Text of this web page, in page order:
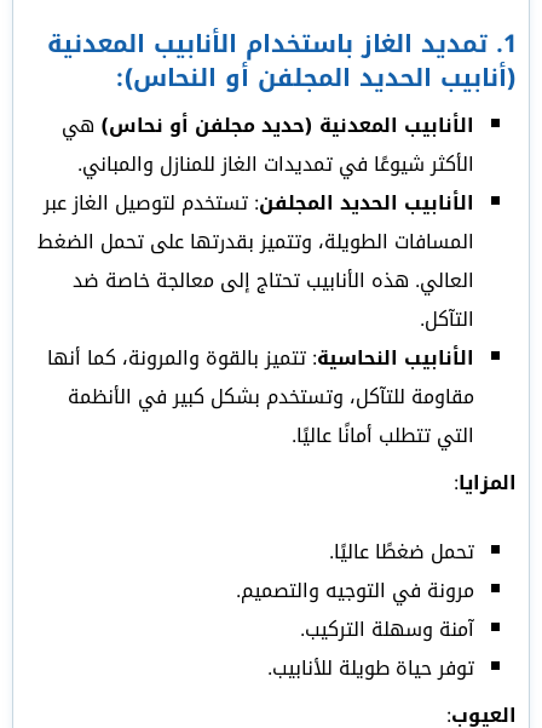
1. تمديد الغاز باستخدام الأنابيب المعدنية
(أنابيب الحديد المجلفن أو النحاس):
الأنابيب المعدنية (حديد مجلفن أو نحاس) هي
الأكثر شيوعًا في تمديدات الغاز للمنازل والمباني.
الأنابيب الحديد المجلفن: تستخدم لتوصيل الغاز عبر
المسافات الطويلة، وتتميز بقدرتها على تحمل الضغط
العالي. هذه الأنابيب تحتاج إلى معالجة خاصة ضد
التآكل.
الأنابيب النحاسية: تتميز بالقوة والمرونة، كما أنها
مقاومة للتآكل، وتستخدم بشكل كبير في الأنظمة
التي تتطلب أمانًا عاليًا.
المزايا:
تحمل ضغطًا عاليًا.
مرونة في التوجيه والتصميم.
آمنة وسهلة التركيب.
توفر حياة طويلة للأنابيب.
العيوب: